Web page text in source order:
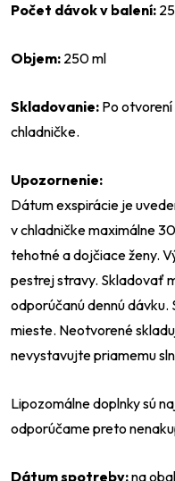
Počet dávok v balení: 25
Objem: 250 ml
Skladovanie: Po
chladničke.
Upozornenie:
Dátum exspirácie je
v chladničke maximálne
tehotné a dojčiace ženy.
pestrej stravy. Skladovať
odporúčanú dennú
mieste. Neotvorené
nevystavujte priamemu
Lipozomálne doplnky sú
odporúčame preto
Dátum spotreby:na